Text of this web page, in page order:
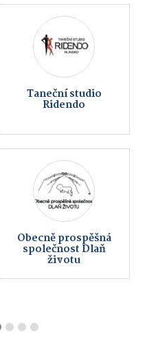
Taneční studio
Ridendo
Obecně prospěšná
společnost Dlaň
životu